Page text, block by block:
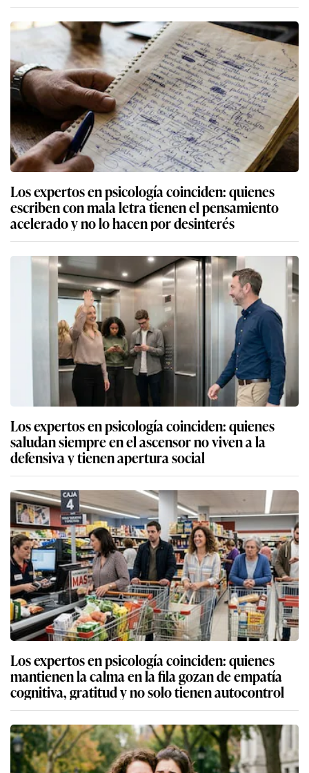
Los expertos en psicología coinciden: quienes
escriben con mala letra tienen el pensamiento
acelerado y no lo hacen por desinterés
Los expertos en psicología coinciden: quienes
saludan siempre en el ascensor no viven a la
defensiva y tienen apertura social
Los expertos en psicología coinciden: quienes
mantienen la calma en la fila gozan de empatía
cognitiva, gratitud y no solo tienen autocontrol